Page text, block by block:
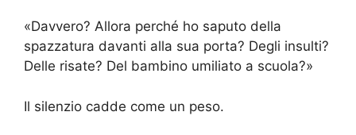
«Davvero? Allora perché ho saputo della
spazzatura davanti alla sua porta? Degli insulti?
Delle risate? Del bambino umiliato a scuola?»
Il silenzio cadde come un peso.